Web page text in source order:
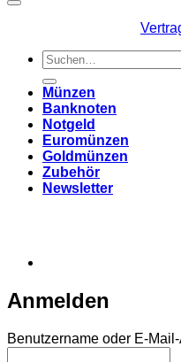
Suchen
nach:
Münzen
Banknoten
Notgeld
Euromünzen
Goldmünzen
Zubehör
Newsletter
Anmelden
Benutzername oder E-